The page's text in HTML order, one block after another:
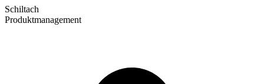
Schiltach
Produktmanagement